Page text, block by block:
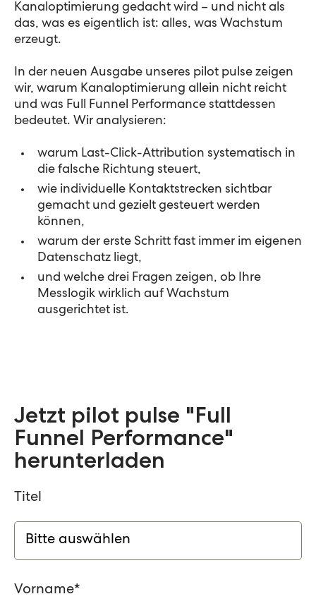
Kanaloptimierung gedacht wird – und nicht als
das, was es eigentlich ist: alles, was Wachstum
erzeugt.
In der neuen Ausgabe unseres pilot pulse zeigen
wir, warum Kanaloptimierung allein nicht reicht
und was Full Funnel Performance stattdessen
bedeutet. Wir analysieren:
warum Last-Click-Attribution systematisch in
die falsche Richtung steuert,
wie individuelle Kontaktstrecken sichtbar
gemacht und gezielt gesteuert werden
können,
warum der erste Schritt fast immer im eigenen
Datenschatz liegt,
und welche drei Fragen zeigen, ob Ihre
Messlogik wirklich auf Wachstum
ausgerichtet ist.
Jetzt pilot pulse "Full
Funnel Performance"
herunterladen
Titel
Vorname*